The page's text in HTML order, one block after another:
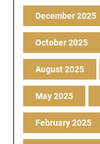
December 2025
October 2025
August 2025
May 2025
February 2025